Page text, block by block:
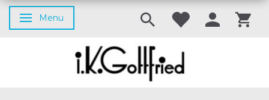
Skifte navigation
Menu